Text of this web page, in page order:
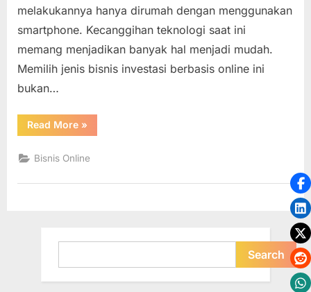
Dengan
Yang
Relatif
melakukannya hanya dirumah dengan menggunakan
smartphone. Kecanggihan teknologi saat ini
memang menjadikan banyak hal menjadi mudah.
Memilih jenis bisnis investasi berbasis online ini
bukan…
Read More“Jenis
Investasi
Dapat
Dilakukan
Online
Rendah”
»
Bisnis Online
Search